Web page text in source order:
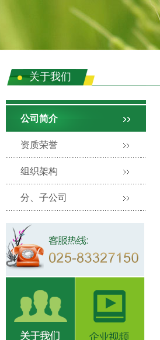
关于我们
公司简介
资质荣誉
组织架构
分、子公司